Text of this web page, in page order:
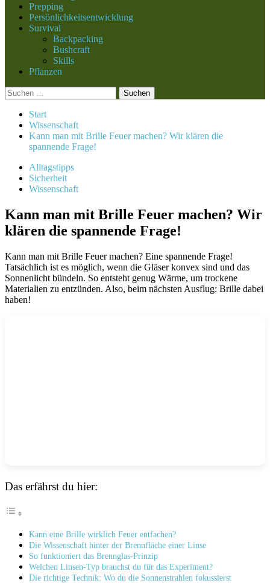
Prepping
Persönlichkeitsentwicklung
Survival
Backpacking
Bushcraft
Skills
Pflanzen
Suchen
nach:
Start
Wissenschaft
Kann man mit Brille Feuer machen? Wir klären die
spannende Frage!
Alltagstipps
Sicherheit
Wissenschaft
Kann man mit Brille Feuer machen? Wir
klären die spannende Frage!
Kann man mit Brille Feuer machen? Eine spannende Frage!
Tatsächlich ist es möglich, wenn die Gläser konvex sind und das
Sonnenlicht bündeln. So entsteht genug Wärme, um trockene
Materialien zu entzünden. Also, beim nächsten Ausflug: Brille dabei
haben!
Das erfährst du hier:
Kann eine Brille wirklich ‍Feuer entfachen?
Die Wissenschaft ‌hinter der⁣ Brennfläche einer Linse
So funktioniert das Brennglas-Prinzip
Welchen Linsen-Typ ​brauchst du für das Experiment?
Die richtige Technik: Wo du die Sonnenstrahlen fokussierst